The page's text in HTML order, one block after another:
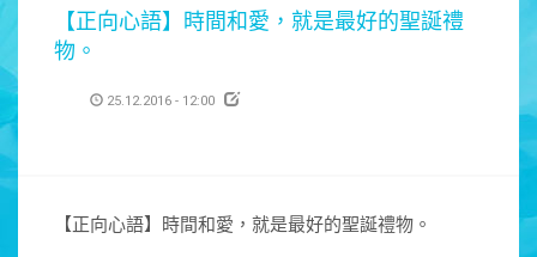
【正向心語】時間和愛，就是最好的聖誕禮
物。
25.12.2016 - 12:00
【正向心語】時間和愛，就是最好的聖誕禮物。